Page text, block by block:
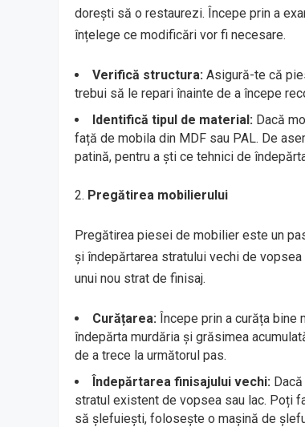
dorești să o restaurezi. Începe prin a
înțelege ce modificări vor fi necesare.
Verifică structura: Asigură-te că
trebui să le repari înainte de a începe
Identifică tipul de material: Dacă
față de mobila din MDF sau PAL. De
patină, pentru a ști ce tehnici de
Pregătirea mobilierului
Pregătirea piesei de mobilier este un
și îndepărtarea stratului vechi de
unui nou strat de finisaj.
Curățarea: Începe prin a curăța bine
îndepărta murdăria și grăsimea
de a trece la următorul pas.
Îndepărtarea finisajului vechi:
stratul existent de vopsea sau lac. Poți
să șlefuiești, folosește o mașină de